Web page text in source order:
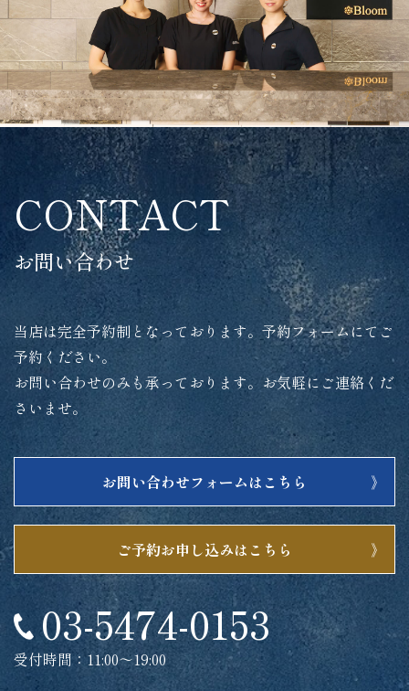
CONTACT
お問い合わせ
当店は完全予約制となっております。予約フォームにてご
予約ください。
お問い合わせのみも承っております。お気軽にご連絡くだ
さいませ。
お問い合わせフォームはこちら
ご予約お申し込みはこちら
03-5474-0153
受付時間：11:00～19:00